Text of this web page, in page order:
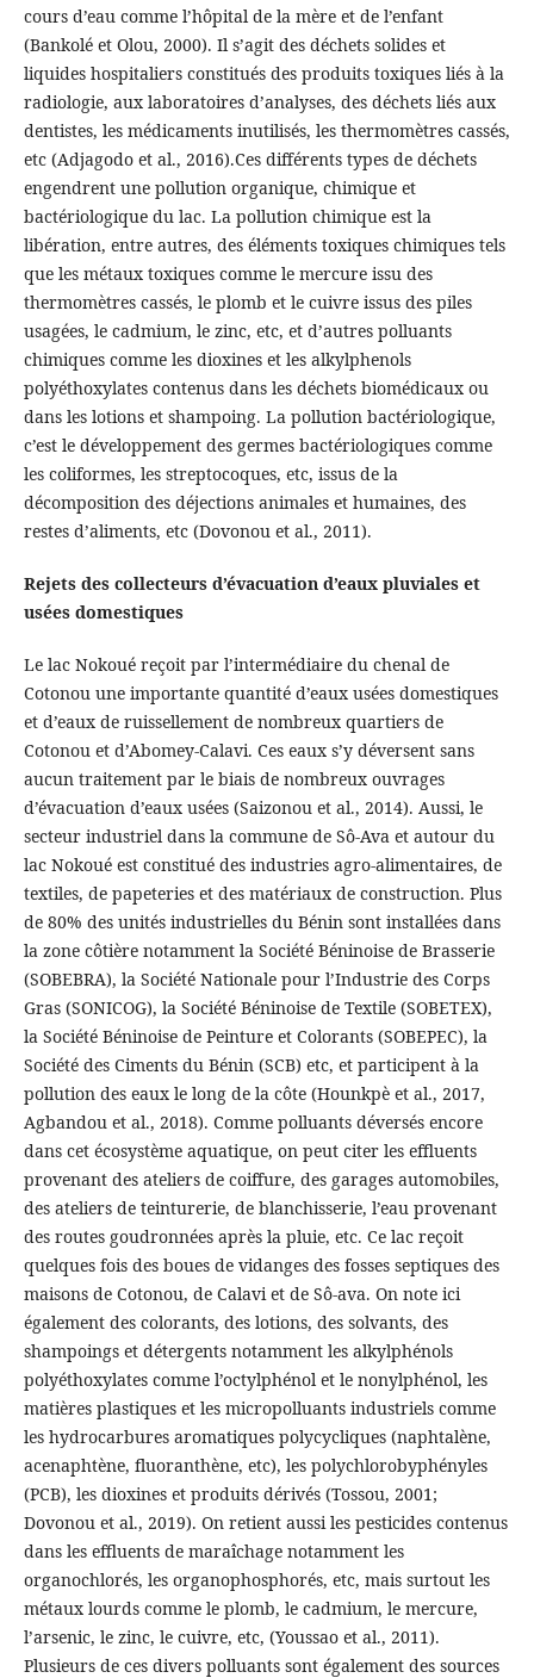
cours d’eau comme l’hôpital de la mère et de l’enfant
(Bankolé et Olou, 2000). Il s’agit des déchets solides et
liquides hospitaliers constitués des produits toxiques liés à la
radiologie, aux laboratoires d’analyses, des déchets liés aux
dentistes, les médicaments inutilisés, les thermomètres cassés,
etc (Adjagodo et al., 2016).Ces différents types de déchets
engendrent une pollution organique, chimique et
bactériologique du lac. La pollution chimique est la
libération, entre autres, des éléments toxiques chimiques tels
que les métaux toxiques comme le mercure issu des
thermomètres cassés, le plomb et le cuivre issus des piles
usagées, le cadmium, le zinc, etc, et d’autres polluants
chimiques comme les dioxines et les alkylphenols
polyéthoxylates contenus dans les déchets biomédicaux ou
dans les lotions et shampoing. La pollution bactériologique,
c’est le développement des germes bactériologiques comme
les coliformes, les streptocoques, etc, issus de la
décomposition des déjections animales et humaines, des
restes d’aliments, etc (Dovonou et al., 2011).
Rejets des collecteurs d’évacuation d’eaux pluviales et
usées domestiques
Le lac Nokoué reçoit par l’intermédiaire du chenal de
Cotonou une importante quantité d’eaux usées domestiques
et d’eaux de ruissellement de nombreux quartiers de
Cotonou et d’Abomey-Calavi. Ces eaux s’y déversent sans
aucun traitement par le biais de nombreux ouvrages
d’évacuation d’eaux usées (Saizonou et al., 2014). Aussi, le
secteur industriel dans la commune de Sô-Ava et autour du
lac Nokoué est constitué des industries agro-alimentaires, de
textiles, de papeteries et des matériaux de construction. Plus
de 80% des unités industrielles du Bénin sont installées dans
la zone côtière notamment la Société Béninoise de Brasserie
(SOBEBRA), la Société Nationale pour l’Industrie des Corps
Gras (SONICOG), la Société Béninoise de Textile (SOBETEX),
la Société Béninoise de Peinture et Colorants (SOBEPEC), la
Société des Ciments du Bénin (SCB) etc, et participent à la
pollution des eaux le long de la côte (Hounkpè et al., 2017,
Agbandou et al., 2018). Comme polluants déversés encore
dans cet écosystème aquatique, on peut citer les effluents
provenant des ateliers de coiffure, des garages automobiles,
des ateliers de teinturerie, de blanchisserie, l’eau provenant
des routes goudronnées après la pluie, etc. Ce lac reçoit
quelques fois des boues de vidanges des fosses septiques des
maisons de Cotonou, de Calavi et de Sô-ava. On note ici
également des colorants, des lotions, des solvants, des
shampoings et détergents notamment les alkylphénols
polyéthoxylates comme l’octylphénol et le nonylphénol, les
matières plastiques et les micropolluants industriels comme
les hydrocarbures aromatiques polycycliques (naphtalène,
acenaphtène, fluoranthène, etc), les polychlorobyphényles
(PCB), les dioxines et produits dérivés (Tossou, 2001;
Dovonou et al., 2019). On retient aussi les pesticides contenus
dans les effluents de maraîchage notamment les
organochlorés, les organophosphorés, etc, mais surtout les
métaux lourds comme le plomb, le cadmium, le mercure,
l’arsenic, le zinc, le cuivre, etc, (Youssao et al., 2011).
Plusieurs de ces divers polluants sont également des sources